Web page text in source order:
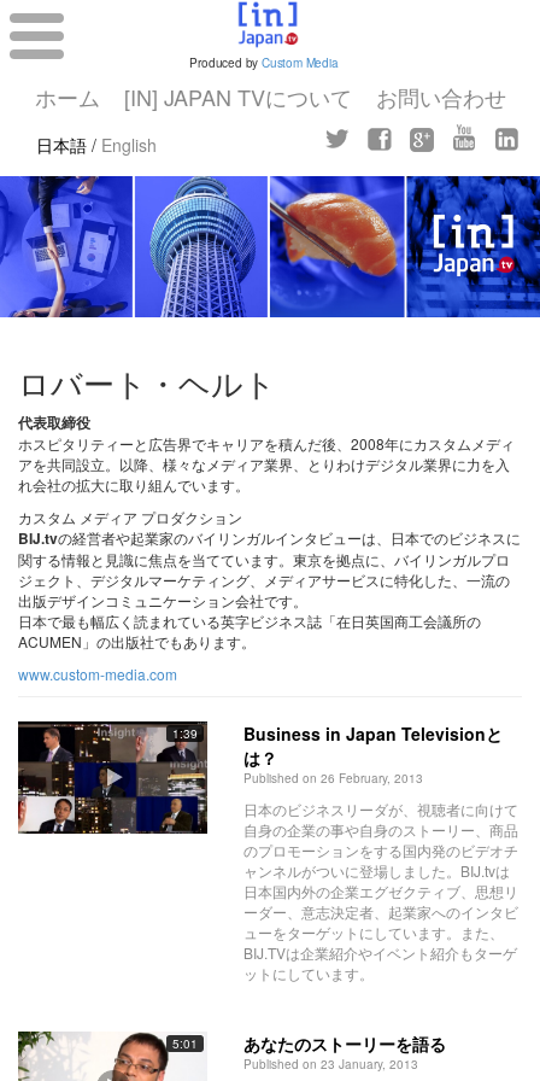
Produced by Custom Media
ホーム [IN] JAPAN TVについて お問い合わせ
日本語 / English
ロバート・ヘルト
代表取締役
ホスピタリティーと広告界でキャリアを積んだ後、2008年にカスタムメディ
アを共同設立。以降、様々なメディア業界、とりわけデジタル業界に力を入
れ会社の拡大に取り組んでいます。
カスタム メディア プロダクション
BIJ.tvの経営者や起業家のバイリンガルインタビューは、日本でのビジネスに
関する情報と見識に焦点を当てています。東京を拠点に、バイリンガルプロ
ジェクト、デジタルマーケティング、メディアサービスに特化した、一流の
出版デザインコミュニケーション会社です。
日本で最も幅広く読まれている英字ビジネス誌「在日英国商工会議所の
ACUMEN」の出版社でもあります。
www.custom-media.com
1:39
Business in Japan Televisionと
は？
Published on 26 February, 2013
日本のビジネスリーダが、視聴者に向けて
自身の企業の事や自身のストーリー、商品
のプロモーションをする国内発のビデオチ
ャンネルがついに登場しました。BIJ.tvは
日本国内外の企業エグゼクティブ、思想リ
ーダー、意志決定者、起業家へのインタビ
ューをターゲットにしています。また、
BIJ.TVは企業紹介やイベント紹介もターゲ
ットにしています。
5:01 あなたのストーリーを語る
Published on 23 January, 2013